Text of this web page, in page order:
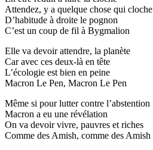
Attendez, y a quelque chose qui cloche
D’habitude à droite le pognon
C’est un coup de fil à Bygmalion
Elle va devoir attendre, la planète
Car avec ces deux-là en tête
L’écologie est bien en peine
Macron Le Pen, Macron Le Pen
Même si pour lutter contre l’abstention
Macron a eu une révélation
On va devoir vivre, pauvres et riches
Comme des Amish, comme des Amish